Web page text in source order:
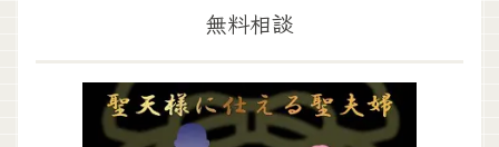
無料相談